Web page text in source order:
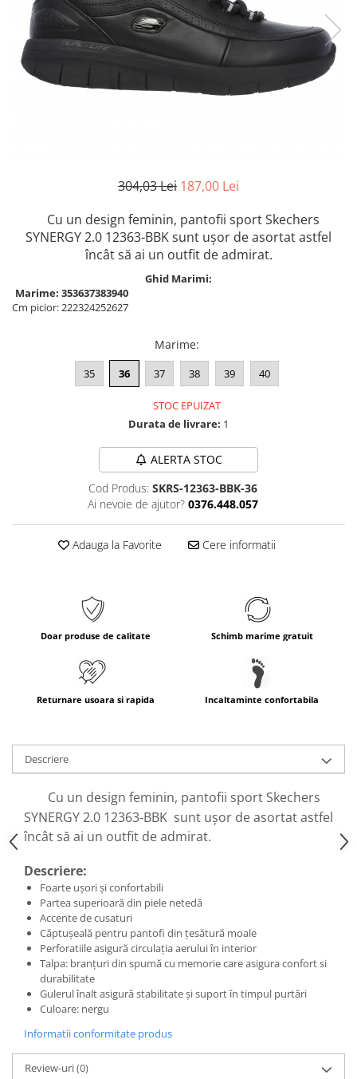
Doss
Vesna
Dr. Feet
304,03 Lei 187,00 Lei
Cu un design feminin, pantofii sport Skechers
SYNERGY 2.0 12363-BBKsunt ușor de asortatastfel
încât să ai un outfit de admirat.
Ghid Marimi:
Marime: 353637383940
Cm picior:222324252627
Marime:
35 36 37 38 39 40
STOC EPUIZAT
Durata de livrare: 1
ALERTA STOC
Cod Produs: SKRS-12363-BBK-36
Ai nevoie de ajutor? 0376.448.057
Adauga la Favorite Cere informatii
Doar produse de calitate Schimb marime gratuit
Returnare usoara si rapida Incaltaminte confortabila
Descriere
Cu un design feminin, pantofii sport Skechers
SYNERGY 2.0 12363-BBK sunt ușor de asortatastfel
încât să ai un outfit de admirat.
Descriere:
Foarte ușori și confortabili
Partea superioară din piele netedă
Accente de cusaturi
Căptușeală pentru pantofi din țesătură moale
Perforatiile asigură circulaţia aerului în interior
Talpa: branțuri din spumă cu memorie care asigura confort si
durabilitate
Gulerul înalt asigură stabilitate şi suport în timpul purtări
Culoare: nergu
Informatii conformitate produs
Review-uri(0)